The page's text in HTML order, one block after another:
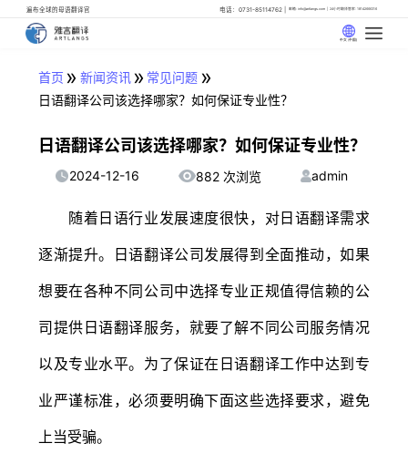
遍布全球的母语翻译官 电话：0731-85114762 邮箱: info@artlangs.com 24小时翻译管家: 18142666316
中文 (中国)
首页 » 新闻资讯» 常见问题 »
日语翻译公司该选择哪家？如何保证专业性？
日语翻译公司该选择哪家？如何保证专业性？
2024-12-16 882 次浏览 admin
随着日语行业发展速度很快，对日语翻译需求
逐渐提升。日语翻译公司发展得到全面推动，如果
想要在各种不同公司中选择专业正规值得信赖的公
司提供日语翻译服务，就要了解不同公司服务情况
以及专业水平。为了保证在日语翻译工作中达到专
业严谨标准，必须要明确下面这些选择要求，避免
上当受骗。